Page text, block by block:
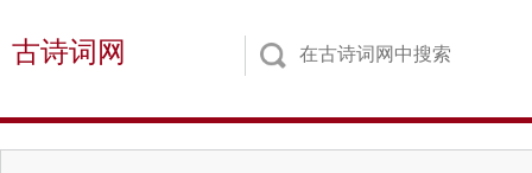
古诗词网